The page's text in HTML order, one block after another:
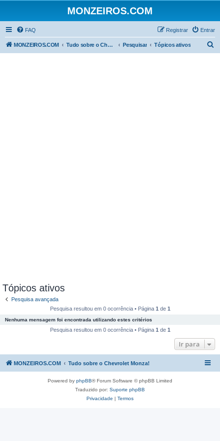
MONZEIROS.COM
FAQ Entrar
Registrar
MONZEIROS.COM Tudo sobre o Chevrolet Monza! Pesquisar Tópicos ativos
Tópicos ativos
Pesquisa avançada
Pesquisa resultou em 0 ocorrência • Página 1 de 1
Nenhuma mensagem foi encontrada utilizando estes critérios
Pesquisa resultou em 0 ocorrência • Página 1 de 1
Ir para
MONZEIROS.COM Tudo sobre o Chevrolet Monza!
Powered by phpBB® Forum Software © phpBB Limited
Traduzido por: Suporte phpBB
Privacidade | Termos